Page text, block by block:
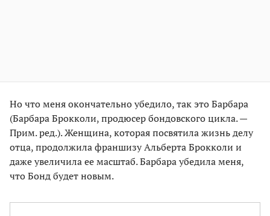
Но что меня окончательно убедило, так это Барбара
(Барбара Брокколи, продюсер бондовского цикла. —
Прим. ред.). Женщина, которая посвятила жизнь делу
отца, продолжила франшизу Альберта Брокколи и
даже увеличила ее масштаб. Барбара убедила меня,
что Бонд будет новым.